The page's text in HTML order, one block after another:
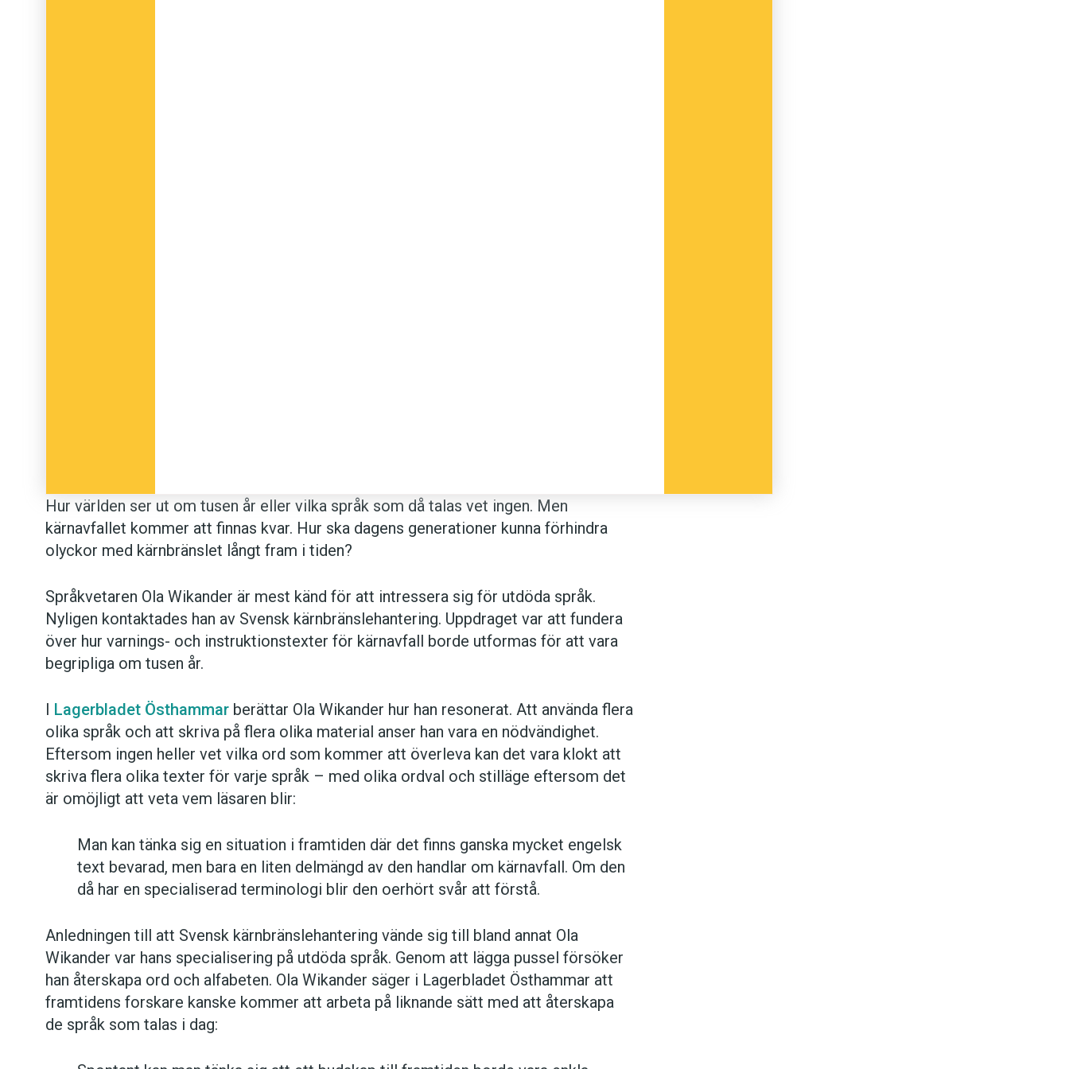
Hur världen ser ut om tusen år eller vilka språk som då talas vet ingen. Men
kärnavfallet kommer att finnas kvar. Hur ska dagens generationer kunna förhindra
olyckor med kärnbränslet långt fram i tiden?
Språkvetaren Ola Wikander är mest känd för att intressera sig för utdöda språk.
Nyligen kontaktades han av Svensk kärnbränslehantering. Uppdraget var att fundera
över hur varnings- och instruktionstexter för kärnavfall borde utformas för att vara
begripliga om tusen år.
I Lagerbladet Östhammar berättar Ola Wikander hur han resonerat. Att använda flera
olika språk och att skriva på flera olika material anser han vara en nödvändighet.
Eftersom ingen heller vet vilka ord som kommer att överleva kan det vara klokt att
skriva flera olika texter för varje språk – med olika ordval och stilläge eftersom det
är omöjligt att veta vem läsaren blir:
Man kan tänka sig en situation i framtiden där det finns ganska mycket engelsk
text bevarad, men bara en liten delmängd av den handlar om kärnavfall. Om den
då har en specialiserad terminologi blir den oerhört svår att förstå.
Anledningen till att Svensk kärnbränslehantering vände sig till bland annat Ola
Wikander var hans specialisering på utdöda språk. Genom att lägga pussel försöker
han återskapa ord och alfabeten. Ola Wikander säger i Lagerbladet Östhammar att
framtidens forskare kanske kommer att arbeta på liknande sätt med att återskapa
de språk som talas i dag: